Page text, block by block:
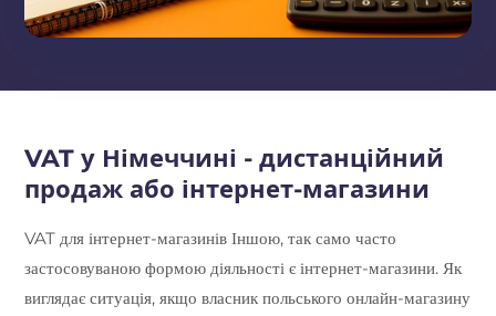
VAT у Німеччині - дистанційний
продаж або інтернет-магазини
VAT для інтернет-магазинів Іншою, так само часто
застосовуваною формою діяльності є інтернет-магазини. Як
виглядає ситуація, якщо власник польського онлайн-магазину